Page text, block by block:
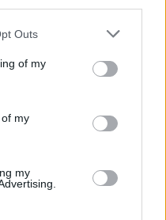
one or more Google
You may click to
its third-party tags to
in below Google
Outs
of my
my
my